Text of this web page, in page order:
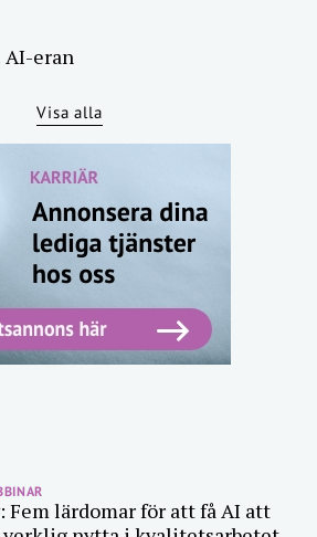
AI-eran
Visa alla
Fem lärdomar för att få AI att